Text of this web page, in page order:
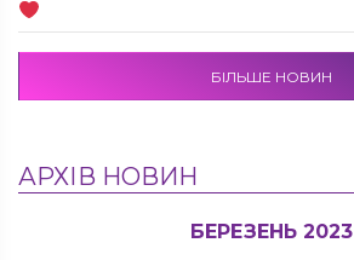
БІЛЬШЕ НОВИН
АРХІВ НОВИН
БЕРЕЗЕНЬ 2023